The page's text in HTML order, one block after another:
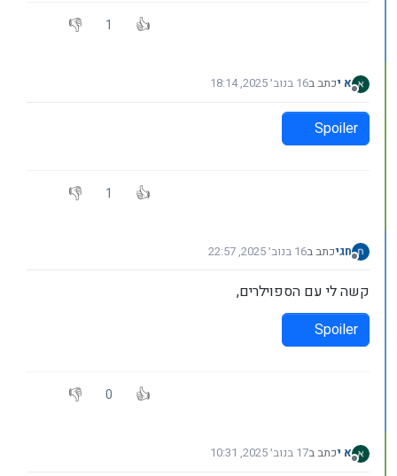
1
מנותק
א יכתב ב16 בנוב׳ 2025, 18:14
נערך לאחרונה על ידי
Spoiler
1
מנותק
חגיכתב ב16 בנוב׳ 2025, 22:57
נערך לאחרונה על ידי
קשה לי עם הספוילרים,
Spoiler
0
מנותק
א יכתב ב17 בנוב׳ 2025, 10:31
נערך לאחרונה על ידי